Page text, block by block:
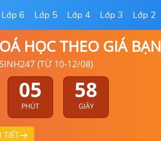
Lớp 6 Lớp 5 Lớp 4 Lớp 3 Lớp 2
HỌC THEO GIÁ
(TỪ 10-12/08)
05
PHÚT
57
GIÂY
TIẾT